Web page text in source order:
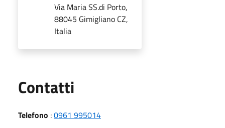
Via Maria SS.di Porto,
88045 Gimigliano CZ,
Italia
Contatti
Telefono :0961 995014